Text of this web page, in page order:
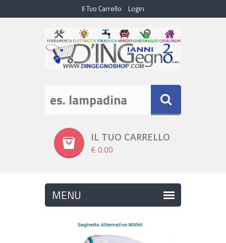
Il Tuo Carrello Login
IL TUO CARRELLO
€ 0.00